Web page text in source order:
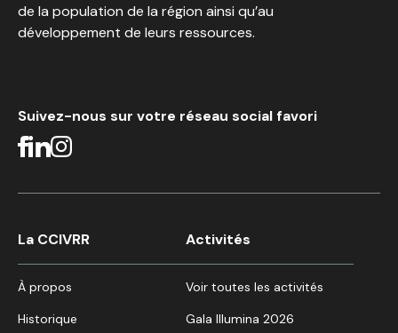
de la population de la région ainsi qu’au
développement de leurs ressources.
Suivez-nous sur votre réseau social favori
La CCIVRR
À propos
Historique
Activités
Voir toutes les activités
Gala Illumina 2026